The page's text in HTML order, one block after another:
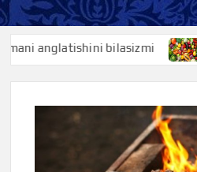
Baliqko’z nimani